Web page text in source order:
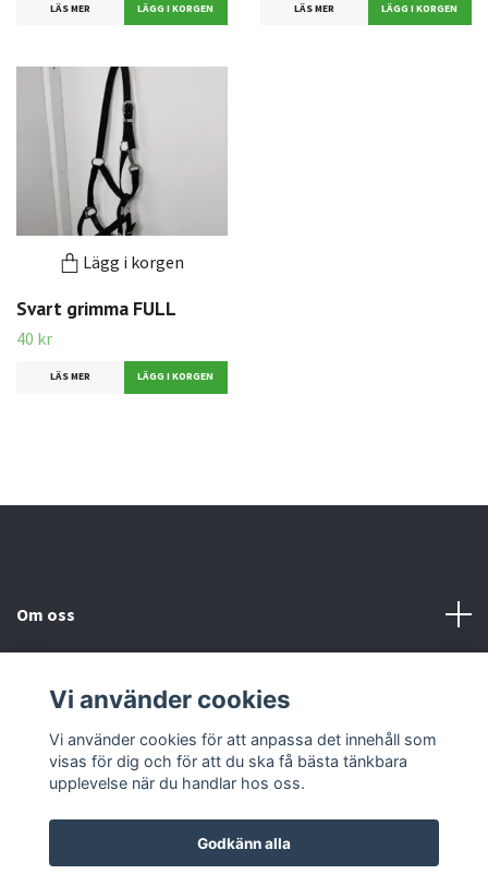
LÄS MER LÄS MER
Lägg i korgen
Svart grimma FULL
40 kr
LÄS MER
Om oss
Kontakta oss
Vi använder cookies
Vi använder cookies för att anpassa det innehåll som
visas för dig och för att du ska få bästa tänkbara
upplevelse när du handlar hos oss.
Godkänn alla